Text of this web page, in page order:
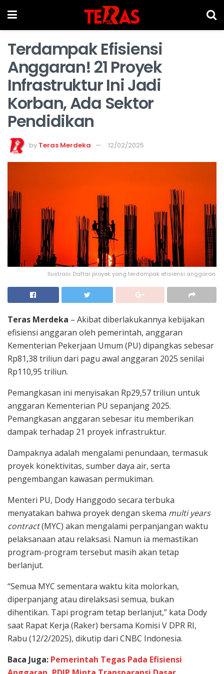
Terdampak Efisiensi
Anggaran! 21 Proyek
Infrastruktur Ini Jadi
Korban, Ada Sektor
Pendidikan
by Teras Merdeka 12/02/2025
Ilustrasi: Daftar proyek yang terdampak efisiensi anggaran.
Teras Merdeka – Akibat diberlakukannya kebijakan
efisiensi anggaran oleh pemerintah, anggaran
Kementerian Pekerjaan Umum (PU) dipangkas sebesar
Rp81,38 triliun dari pagu awal anggaran 2025 senilai
Rp110,95 triliun.
Pemangkasan ini menyisakan Rp29,57 triliun untuk
anggaran Kementerian PU sepanjang 2025.
Pemangkasan anggaran sebesar itu memberikan
dampak terhadap 21 proyek infrastruktur.
Dampaknya adalah mengalami penundaan, termasuk
proyek konektivitas, sumber daya air, serta
pengembangan kawasan permukiman.
Menteri PU, Dody Hanggodo secara terbuka
menyatakan bahwa proyek dengan skema multi years
contract(MYC) akan mengalami perpanjangan waktu
pelaksanaan atau relaksasi. Namun ia memastikan
program-program tersebut masih akan tetap
berlanjut.
“Semua MYC sementara waktu kita molorkan,
diperpanjang atau direlaksasi semua, bukan
dihentikan. Tapi program tetap berlanjut,” kata Dody
saat Rapat Kerja (Raker) bersama Komisi V DPR RI,
Rabu (12/2/2025), dikutip dari CNBC Indonesia.
Baca Juga: Pemerintah Tegas Pada Efisiensi